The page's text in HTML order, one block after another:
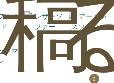
稿0